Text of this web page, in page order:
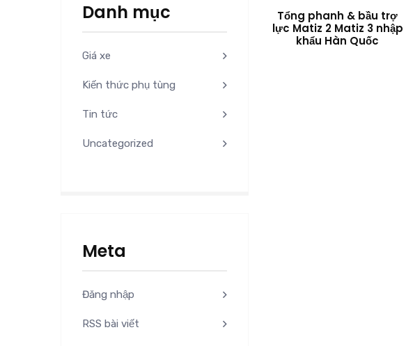
Danh mục
Giá xe
Kiến thức phụ tùng
Tin tức
Uncategorized
Meta
Đăng nhập
RSS bài viết
Tổng phanh & bầu trợ
lực Matiz 2 Matiz 3 nhập
khẩu Hàn Quốc